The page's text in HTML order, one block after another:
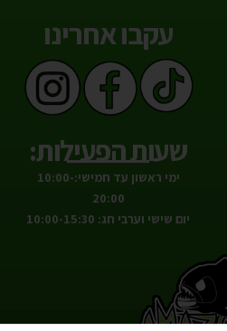
עקבו אחרינו
שעות הפעילות:
ימי ראשון עד חמישי:10:00-
20:00
יום שישי וערבי חג: 10:00-15:30